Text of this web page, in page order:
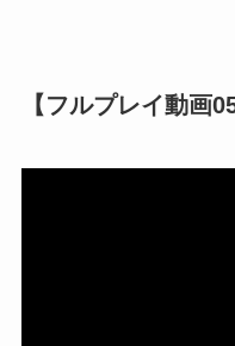
【フルプレイ動画